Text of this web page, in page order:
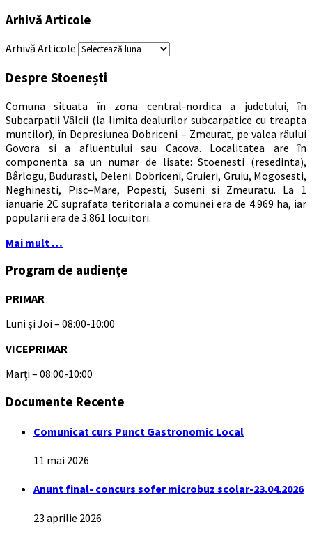
Arhivă Articole
Arhivă Articole
Despre Stoenești
Comuna situata în zona central-nordica a judetului, în
Subcarpatii Vâlcii (la limita dealurilor subcarpatice cu treapta
muntilor), în Depresiunea Dobriceni – Zmeurat, pe valea râului
Govora si a afluentului sau Cacova. Localitatea are în
componenta sa un numar de lisate: Stoenesti (resedinta),
Bârlogu, Budurasti, Deleni. Dobriceni, Gruieri, Gruiu, Mogosesti,
Neghinesti, Pisc–Mare, Popesti, Suseni si Zmeuratu. La 1
ianuarie 2C suprafata teritoriala a comunei era de 4.969 ha, iar
popularii era de 3.861 locuitori.
Mai mult …
Program de audiențe
PRIMAR
Luni și Joi – 08:00-10:00
VICEPRIMAR
Marți – 08:00-10:00
Documente Recente
Comunicat curs Punct Gastronomic Local
11 mai 2026
Anunt final- concurs sofer microbuz scolar-23.04.2026
23 aprilie 2026